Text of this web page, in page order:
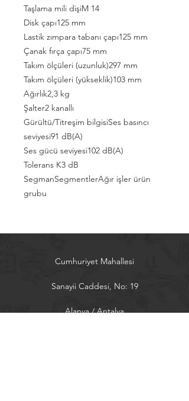
Taşlama mili dişiM 14
Disk çapı125 mm
Lastik zımpara tabanı çapı125 mm
Çanak fırça çapı75 mm
Takım ölçüleri (uzunluk)297 mm
Takım ölçüleri (yükseklik)103 mm
Ağırlık2,3 kg
Şalter2 kanallı
Gürültü/Titreşim bilgisiSes basıncı
seviyesi91 dB(A)
Ses gücü seviyesi102 dB(A)
Tolerans K3 dB
SegmanSegmentlerAğır işler ürün
grubu
Cumhuriyet Mahallesi
Sanayii Caddesi, No: 19
Alanya / Antalya